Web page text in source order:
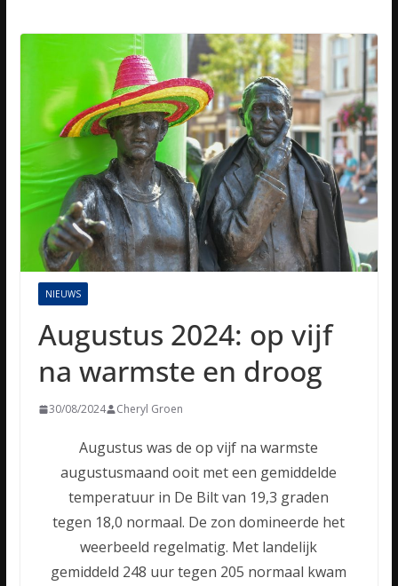
NIEUWS
Augustus 2024: op vijf
na warmste en droog
30/08/2024 Cheryl Groen
Augustus was de op vijf na warmste
augustusmaand ooit met een gemiddelde
temperatuur in De Bilt van 19,3 graden
tegen 18,0 normaal. De zon domineerde het
weerbeeld regelmatig. Met landelijk
gemiddeld 248 uur tegen 205 normaal kwam